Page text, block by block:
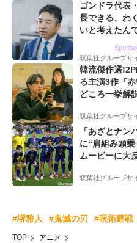
ゴンドラ代表
長できる、わ
いと考えたん
双葉社グループサ
韓流傑作選
る主演3作『
どころ一挙解
双葉社グループサ
「あざとナ
に“肩組み頭
ムービーに大
「粋にも程が
双葉社グループサ
#堺雅人 #鬼滅の刃 #呪術廻戦
TOP
アニメ